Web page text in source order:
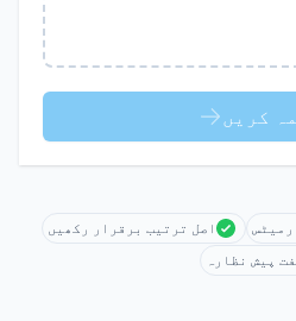
کریں
اصل ترتیب برقرار رکھیں
پیش نظارہ